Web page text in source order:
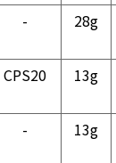
- 28g
CPS20 13g
- 13g